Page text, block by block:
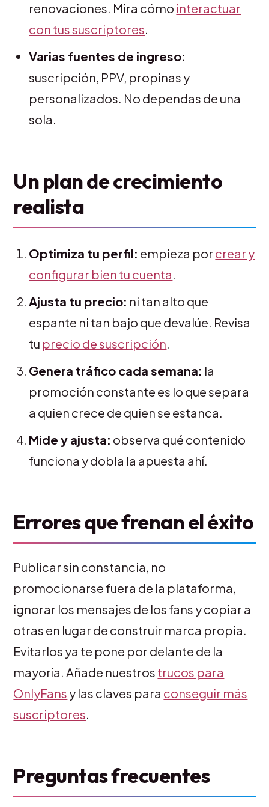
renovaciones. Mira cómo interactuar
con tus suscriptores.
Varias fuentes de ingreso:
suscripción, PPV, propinas y
personalizados. No dependas de una
sola.
Un plan de crecimiento
realista
Optimiza tu perfil: empieza por crear y
configurar bien tu cuenta.
Ajusta tu precio: ni tan alto que
espante ni tan bajo que devalúe. Revisa
tu precio de suscripción.
Genera tráfico cada semana: la
promoción constante es lo que separa
a quien crece de quien se estanca.
Mide y ajusta: observa qué contenido
funciona y dobla la apuesta ahí.
Errores que frenan el éxito
Publicar sin constancia, no
promocionarse fuera de la plataforma,
ignorar los mensajes de los fans y copiar a
otras en lugar de construir marca propia.
Evitarlos ya te pone por delante de la
mayoría. Añade nuestros trucos para
OnlyFans y las claves para conseguir más
suscriptores.
Preguntas frecuentes